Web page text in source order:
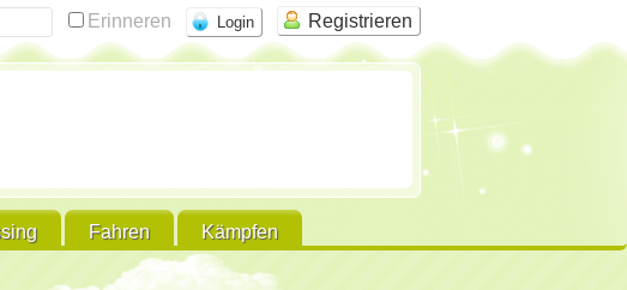
Erinneren Registrieren
Fahren
Kämpfen